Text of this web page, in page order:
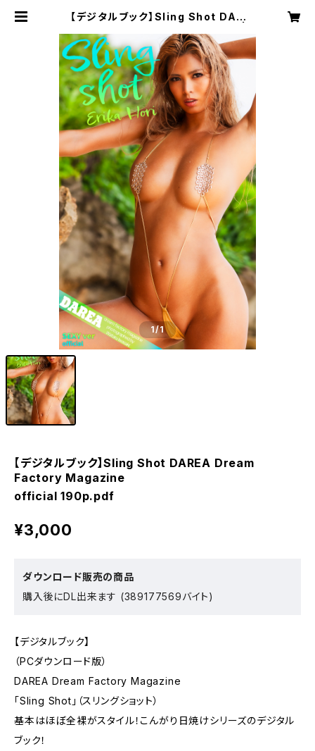
【デジタルブック】Sling Shot DAR
DAREA STUDIO
1/1
【デジタルブック】Sling Shot DAREA Dream
Factory Magazine
official 190p.pdf
¥3,000
ダウンロード販売の商品
購入後にDL出来ます (389177569バイト)
【デジタルブック】
（PCダウンロード版）
DAREA Dream Factory Magazine
「Sling Shot」（スリングショット）
基本はほぼ全裸がスタイル！こんがり日焼けシリーズのデジタル
ブック！